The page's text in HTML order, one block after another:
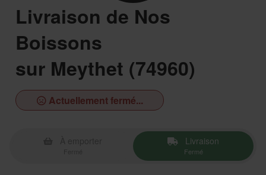
Livraison de Nos
Boissons
sur Meythet (74960)
Actuellement fermé...
Livraison
Fermé